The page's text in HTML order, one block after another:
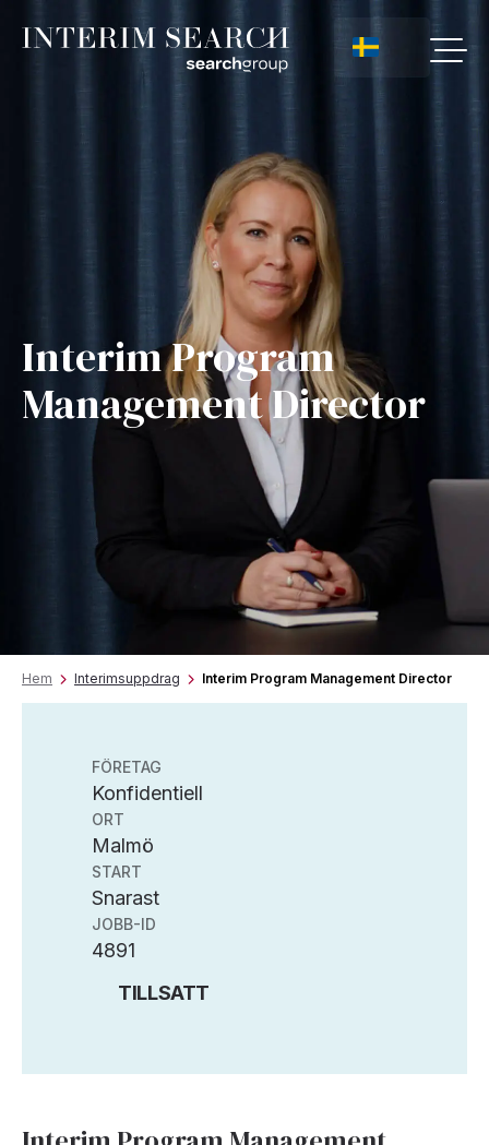
Interim Program
Management Director
Hem Interimsuppdrag Interim Program Management Director
FÖRETAG
Konfidentiell
ORT
Malmö
START
Snarast
JOBB-ID
4891
TILLSATT